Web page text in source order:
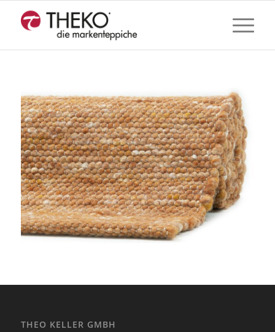
THEO KELLER GMBH